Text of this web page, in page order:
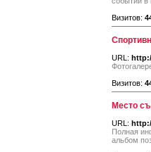
Визитов:
URL:
Визитов:
Место
URL:
Полная
альбом